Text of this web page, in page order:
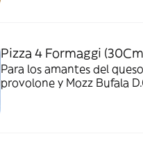
Pizza 4 Formaggi
Para los amantes del
provolone y Mozz Bufala